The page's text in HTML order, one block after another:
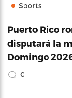
Sports
Puerto Rico
disputará la
Domingo
0